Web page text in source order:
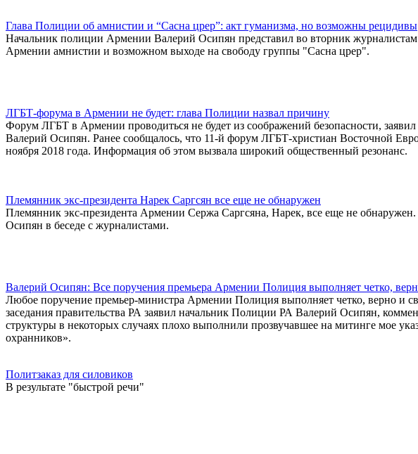
Глава Полиции об амнистии и “Сасна црер”: акт гуманизма, но возможны рецидивы
Начальник полиции Армении Валерий Осипян представил во вторник
Армении амнистии и возможном выходе на свободу группы "Сасна црер".
ЛГБТ-форума в Армении не будет: глава Полиции назвал причину
Форум ЛГБТ в Армении проводиться не будет из соображений безопасности,
Валерий Осипян. Ранее сообщалось, что 11-й форум ЛГБТ-христиан Восточной
ноября 2018 года. Информация об этом вызвала широкий общественный резонанс.
Племянник экс-президента Нарек Саргсян все еще не обнаружен
Племянник экс-президента Армении Сержа Саргсяна, Нарек, все еще не
Осипян в беседе с журналистами.
Валерий Осипян: Все поручения премьера Армении Полиция выполняет четко,
Любое поручение премьер-министра Армении Полиция выполняет четко, верно и
заседания правительства РА заявил начальник Полиции РА Валерий Осипян,
структуры в некоторых случаях плохо выполнили прозвучавшее на митинге мое
охранников».
Политзаказ для силовиков
В результате "быстрой речи"